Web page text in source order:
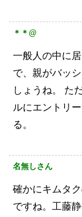
＊＊@
一般人の中に
で、親がバッ
しょうね。
た
ルにエントリ
る。
名無しさん
確かにキムタ
ですね。工藤